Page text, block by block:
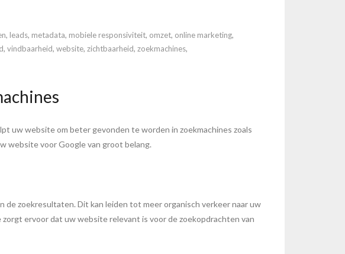
, leads, metadata, mobiele responsiviteit, omzet, online marketing,
, vindbaarheid, website, zichtbaarheid, zoekmachines,
uw website om beter gevonden te worden in zoekmachines zoals
website voor Google van groot belang.
zoekresultaten. Dit kan leiden tot meer organisch verkeer naar uw
ervoor dat uw website relevant is voor de zoekopdrachten van